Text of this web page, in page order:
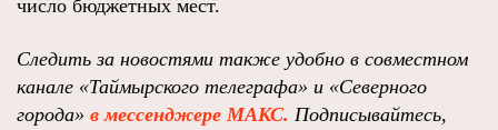
число бюджетных мест.
Следить за новостями также удобно в совместном
канале «Таймырского телеграфа» и «Северного
города» в мессенджере МАКС. Подписывайтесь,